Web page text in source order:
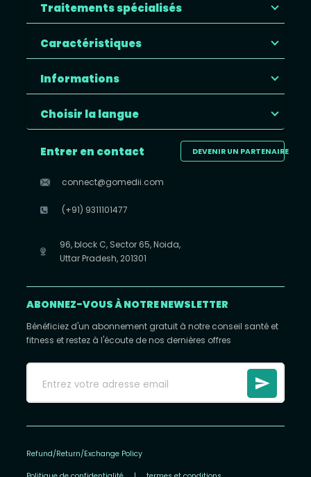
Traitements spécialisés
Caractéristiques
Informations
Choisir la langue
DEVENIR UN PARTENAIRE
Entrer en contact
connect@gomedii.com
(+91) 9311101477
96, block C, Sector 65, Noida,
Uttar Pradesh, 201301
ABONNEZ-VOUS À NOTRE NEWSLETTER
Bénéficiez d'un abonnement gratuit à notre conseil santé et
fitness et restez à l'écoute de nos dernières offres
Refund/Return/Exchange Policy